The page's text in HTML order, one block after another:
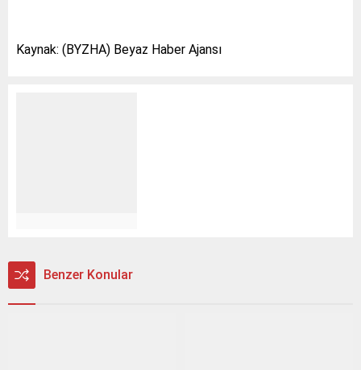
Kaynak: (BYZHA) Beyaz Haber Ajansı
Benzer Konular